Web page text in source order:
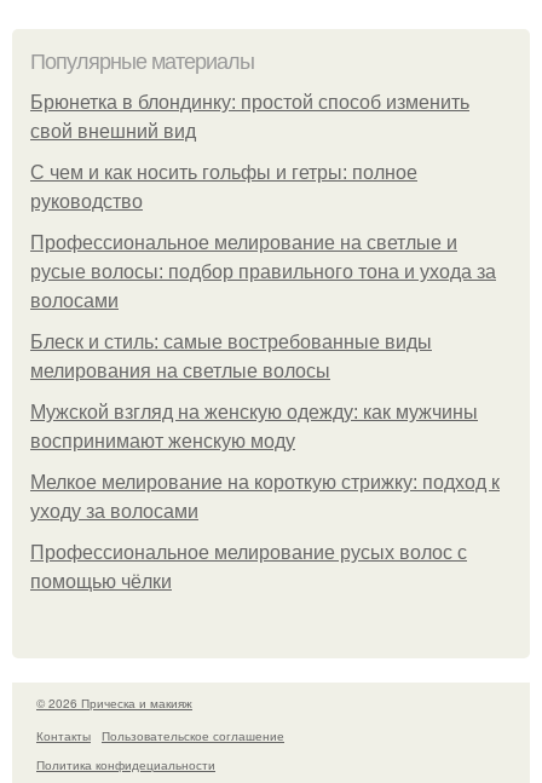
Популярные материалы
Брюнетка в блондинку: простой способ изменить
свой внешний вид
С чем и как носить гольфы и гетры: полное
руководство
Профессиональное мелирование на светлые и
русые волосы: подбор правильного тона и ухода за
волосами
Блеск и стиль: самые востребованные виды
мелирования на светлые волосы
Мужской взгляд на женскую одежду: как мужчины
воспринимают женскую моду
Мелкое мелирование на короткую стрижку: подход к
уходу за волосами
Профессиональное мелирование русых волос с
помощью чёлки
© 2026 Прическа и макияж
Контакты
Пользовательское соглашение
Политика конфидециальности